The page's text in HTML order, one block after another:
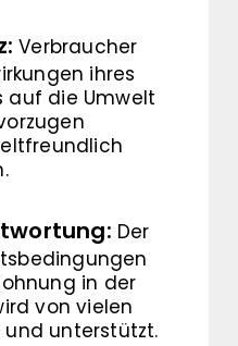
Verbraucher
ihres
auf die Umwelt
Der
in der
von vielen
unterstützt.